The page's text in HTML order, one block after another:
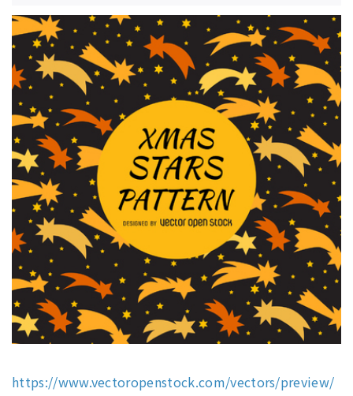
https://www.vectoropenstock.com/vectors/preview/